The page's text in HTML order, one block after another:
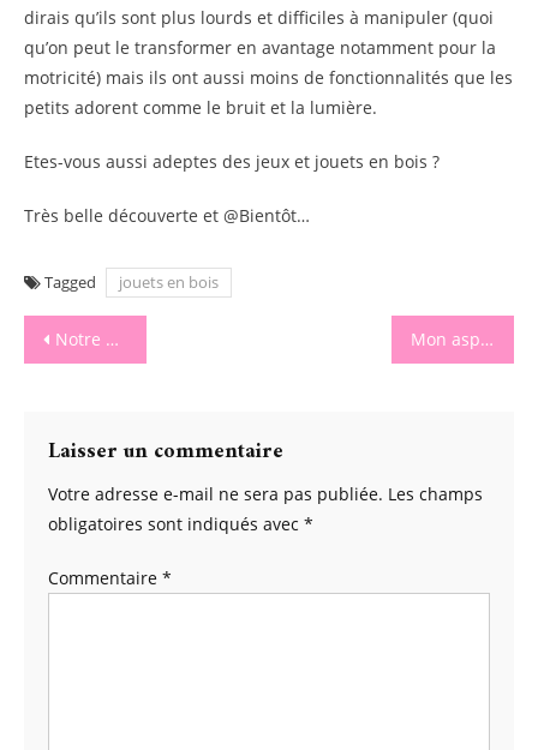
dirais qu’ils sont plus lourds et difficiles à manipuler (quoi
qu’on peut le transformer en avantage notamment pour la
motricité) mais ils ont aussi moins de fonctionnalités que les
petits adorent comme le bruit et la lumière.
Etes-vous aussi adeptes des jeux et jouets en bois ?
Très belle découverte et @Bientôt…
Tagged jouets en bois
Navigation
de
l’article
Notre Degusta Box Du Mois De Décembre Mon aspirateur robot que j’adore !
Laisser un commentaire
Votre adresse e-mail ne sera pas publiée. Les champs
obligatoires sont indiqués avec *
Commentaire *